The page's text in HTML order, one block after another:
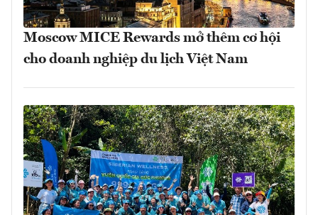
Moscow MICE Rewards mở thêm cơ hội
cho doanh nghiệp du lịch Việt Nam